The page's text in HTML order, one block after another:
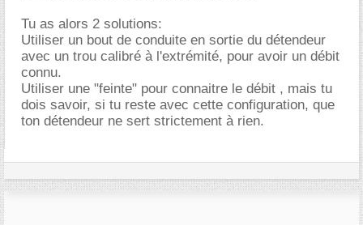
Tu as alors 2 solutions:
Utiliser un bout de conduite en sortie du détendeur
avec un trou calibré à l'extrémité, pour avoir un débit
connu.
Utiliser une "feinte" pour connaitre le débit , mais tu
dois savoir, si tu reste avec cette configuration, que
ton détendeur ne sert strictement à rien.